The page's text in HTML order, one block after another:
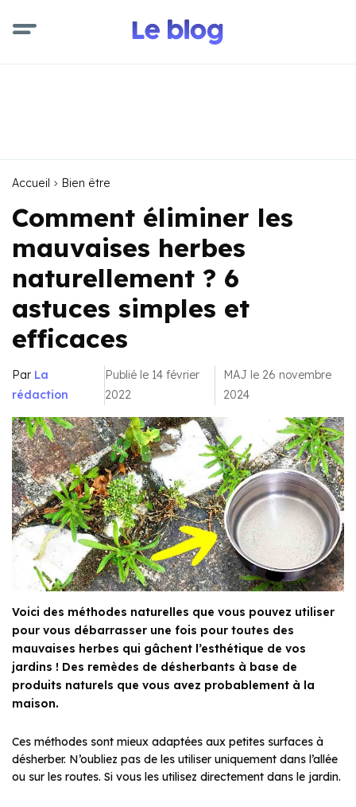
Accueil Bien être
Comment éliminer les
mauvaises herbes
naturellement ? 6
astuces simples et
efficaces
Par La
rédaction
Publié le 14 février
2022
MAJ le 26 novembre
2024
Voici des méthodes naturelles que vous pouvez utiliser
pour vous débarrasser une fois pour toutes des
mauvaises herbes qui gâchent l’esthétique de vos
jardins ! Des remèdes de désherbants à base de
produits naturels que vous avez probablement à la
maison.
Ces méthodes sont mieux adaptées aux petites surfaces à
désherber. N’oubliez pas de les utiliser uniquement dans l’allée
ou sur les routes. Si vous les utilisez directement dans le jardin.